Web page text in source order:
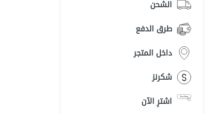
الشحن
طرق الدفع
داخل المتجر
شكرنز
اشترِ الآن